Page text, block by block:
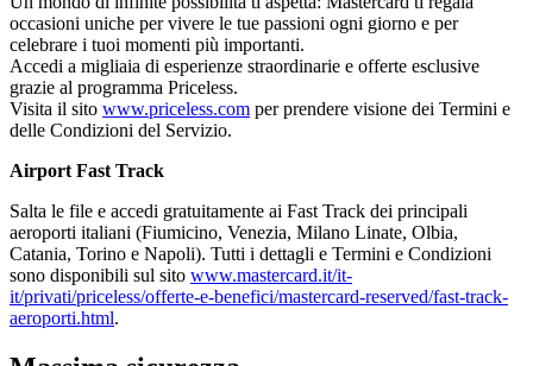
occasioni uniche per vivere le tue passioni ogni giorno e per
celebrare i tuoi momenti più importanti.
Accedi a migliaia di esperienze straordinarie e offerte esclusive
grazie al programma Priceless.
Visita il sito www.priceless.com per prendere visione dei Termini e
delle Condizioni del Servizio.
Airport Fast Track
Salta le file e accedi gratuitamente ai Fast Track dei principali
aeroporti italiani (Fiumicino, Venezia, Milano Linate, Olbia,
Catania, Torino e Napoli). Tutti i dettagli e Termini e Condizioni
sono disponibili sul sito www.mastercard.it/it-
it/privati/priceless/offerte-e-benefici/mastercard-reserved/fast-track-
aeroporti.html.